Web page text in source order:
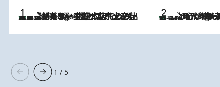
3 Hours Ago
【間違いのない王道・東京土産】資生堂パーラー 銀座本店でのみ出会える銘菓5選《極上プディング・濃厚チーズケーキ・ボンボンショコラほか》 3 Hours Ago
《北欧の人々の幸福度が高いのは…》元デンマーク親善大使が出会った“心が満たされる暮らし”「いいかげんにヒュッゲしなさい！」
1 / 5